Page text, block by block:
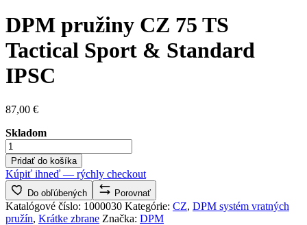
DPM pružiny CZ 75 TS
Tactical Sport & Standard
IPSC
87,00 €
Skladom
množstvo
DPM
pružiny
CZ
75
TS
Tactical
Pridať do košíka
Kúpiť ihneď — rýchly checkout
Do obľúbených Porovnať
Katalógové číslo: 1000030 Kategórie: CZ, DPM systém vratných
pružín, Krátke zbrane Značka: DPM